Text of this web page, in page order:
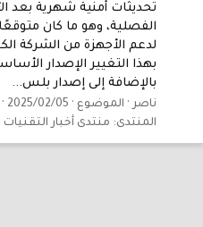
تحديثات أمنية شهرية بعد
الفصلية، وهو ما كان
لدعم الأجهزة من الشركة
بالإضافة إلى إصدار بلس...
ناصر الموضوع 2025/02/05
المنتدى: منتدى أخبار التقنيات